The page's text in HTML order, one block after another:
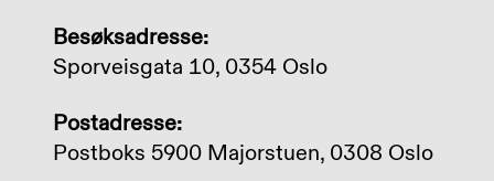
Besøksadresse:
Sporveisgata 10, 0354 Oslo
Postadresse:
Postboks 5900 Majorstuen, 0308 Oslo